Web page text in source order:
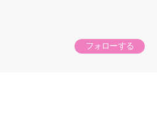
フォローする